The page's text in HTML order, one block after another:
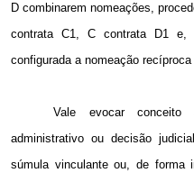
D combinarem nomeações,
contrata C1, C contrata D1
configurada a nomeação recíproca
Vale evocar
administrativo ou decisão
súmula vinculante ou, de forma